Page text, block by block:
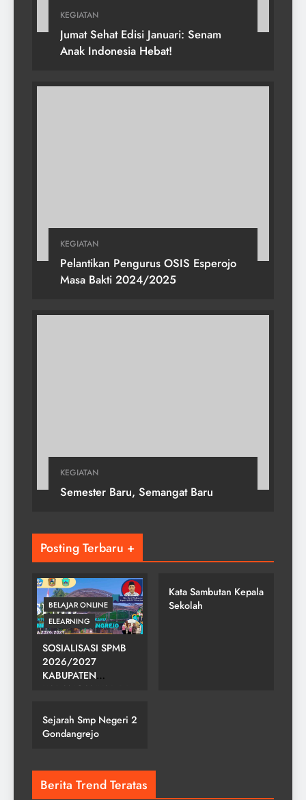
KEGIATAN
Jumat Sehat Edisi Januari: Senam
Anak Indonesia Hebat!
KEGIATAN
Pelantikan Pengurus OSIS Esperojo
Masa Bakti 2024/2025
KEGIATAN
Semester Baru, Semangat Baru
Posting Terbaru +
BELAJAR ONLINE
ELEARNING
SOSIALISASI SPMB
2026/2027
KABUPATEN
KARANGANYAR DI
GONDANGREJO
GONDANGREJO
Kata Sambutan Kepala
Sekolah
SMP NEGERI 2
Sejarah Smp Negeri 2
Gondangrejo
Berita Trend Teratas